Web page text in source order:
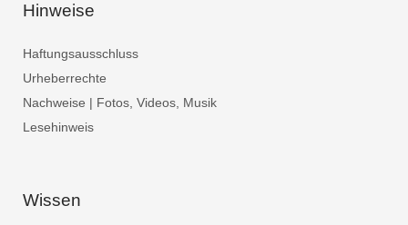
Hinweise
Haftungsausschluss
Urheberrechte
Nachweise | Fotos, Videos, Musik
Lesehinweis
Wissen